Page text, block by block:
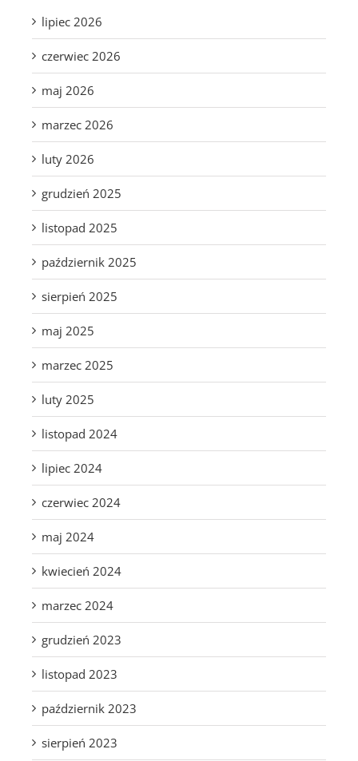
lipiec 2026
czerwiec 2026
maj 2026
marzec 2026
luty 2026
grudzień 2025
listopad 2025
październik 2025
sierpień 2025
maj 2025
marzec 2025
luty 2025
listopad 2024
lipiec 2024
czerwiec 2024
maj 2024
kwiecień 2024
marzec 2024
grudzień 2023
listopad 2023
październik 2023
sierpień 2023